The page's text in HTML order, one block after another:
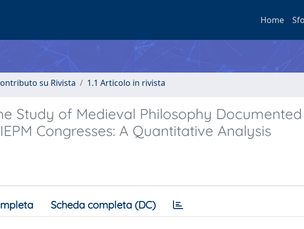
Home
su Rivista 1.1 Articolo in rivista
Study of Medieval Philosophy
Congresses: A Quantitative Analysis
Scheda completa (DC)